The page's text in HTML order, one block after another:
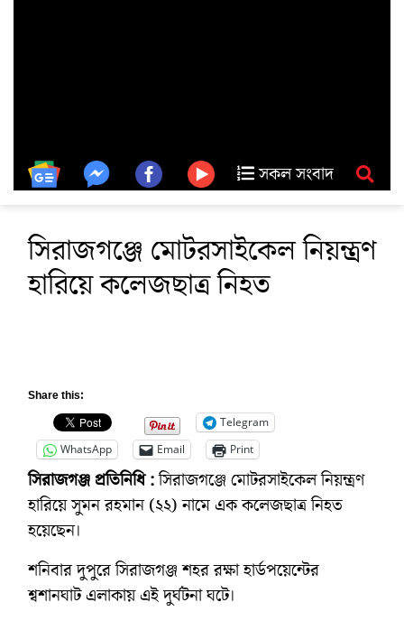
সকল সংবাদ
সিরাজগঞ্জে মোটরসাইকেল নিয়ন্ত্রণ
হারিয়ে কলেজছাত্র নিহত
Share this:
Telegram
WhatsApp
Email Print
সিরাজগঞ্জ প্রতিনিধি :সিরাজগঞ্জে মোটরসাইকেল নিয়ন্ত্রণ
হারিয়ে সুমন রহমান (২২) নামে এক কলেজছাত্র নিহত
হয়েছেন।
শনিবার দুপুরে সিরাজগঞ্জ শহর রক্ষা হার্ডপয়েন্টের
শ্বশানঘাট এলাকায় এই দুর্ঘটনা ঘটে।